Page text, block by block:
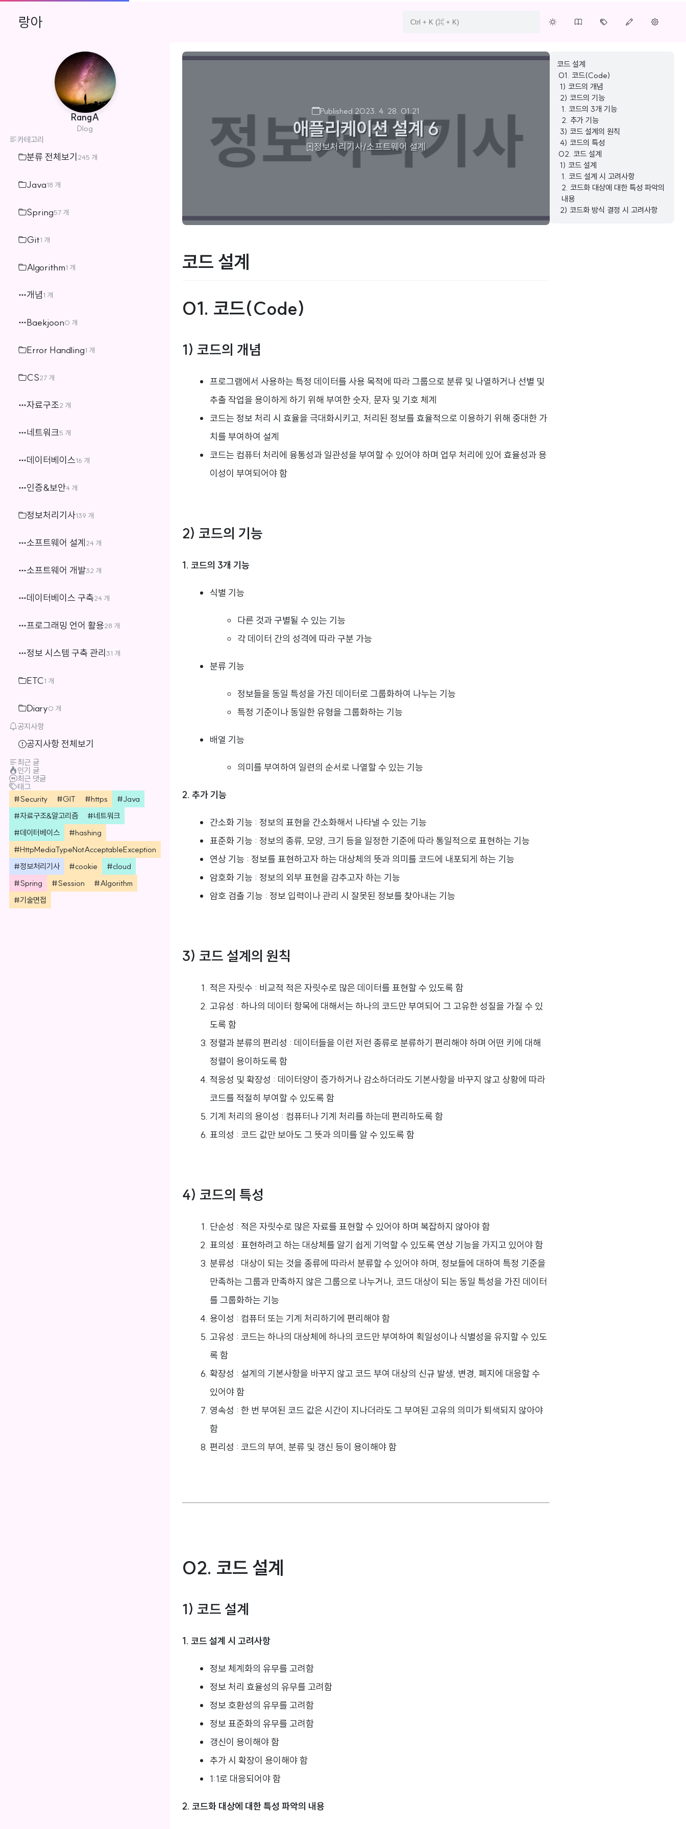
랑아
RangA
Dlog
카테고리
분류 전체보기 245 개
Java18 개
Spring57 개
Git1 개
Algorithm1 개
개념1 개
Baekjoon0 개
Error Handling1 개
CS27 개
자료구조2 개
네트워크5 개
데이터베이스16 개
인증&보안4 개
정보처리기사139 개
소프트웨어 설계24 개
소프트웨어 개발32 개
데이터베이스 구축24 개
프로그래밍 언어 활용28 개
정보 시스템 구축 관리31 개
ETC1 개
Diary0 개
공지사항
공지사항 전체보기
최근 글
인기 글
최근 댓글
태그
Security
GIT https
Java
자료구조&알고리즘
네트워크
데이터베이스
hashing
HttpMediaTypeNotAcceptableException
정보처리기사
cookie
cloud
Spring
Session
Algorithm
기술면접
Published 2023. 4. 28. 01:21
애플리케이션 설계 6
정보처리기사/소프트웨어 설계
코드 설계
01. 코드(Code)
1) 코드의 개념
프로그램에서 사용하는 특정 데이터를 사용 목적에 따라 그룹으로 분류 및 나열하거나 선별 및
추출 작업을 용이하게 하기 위해 부여한 숫자, 문자 및 기호 체계
코드는 정보 처리 시 효율을 극대화시키고, 처리된 정보를 효율적으로 이용하기 위해 중대한 가
치를 부여하여 설계
코드는 컴퓨터 처리에 융통성과 일관성을 부여할 수 있어야 하며 업무 처리에 있어 효율성과 용
이성이 부여되어야 함
2) 코드의 기능
1. 코드의 3개 기능
식별 기능
다른 것과 구별될 수 있는 기능
각 데이터 간의 성격에 따라 구분 가능
분류 기능
정보들을 동일 특성을 가진 데이터로 그룹화하여 나누는 기능
특정 기준이나 동일한 유형을 그룹화하는 기능
배열 기능
의미를 부여하여 일련의 순서로 나열할 수 있는 기능
2. 추가 기능
간소화 기능 : 정보의 표현을 간소화해서 나타낼 수 있는 기능
표준화 기능 : 정보의 종류, 모양, 크기 등을 일정한 기준에 따라 통일적으로 표현하는 기능
연상 기능 : 정보를 표현하고자 하는 대상체의 뜻과 의미를 코드에 내포되게 하는 기능
암호화 기능 : 정보의 외부 표현을 감추고자 하는 기능
암호 검출 기능 : 정보 입력이나 관리 시 잘못된 정보를 찾아내는 기능
3) 코드 설계의 원칙
적은 자릿수 : 비교적 적은 자릿수로 많은 데이터를 표현할 수 있도록 함
고유성 : 하나의 데이터 항목에 대해서는 하나의 코드만 부여되어 그 고유한 성질을 가질 수 있
도록 함
정렬과 분류의 편리성 : 데이터들을 이런 저런 종류로 분류하기 편리해야 하며 어떤 키에 대해
정렬이 용이하도록 함
적응성 및 확장성 : 데이터양이 증가하거나 감소하더라도 기본사항을 바꾸지 않고 상황에 따라
코드를 적절히 부여할 수 있도록 함
기계 처리의 용이성 : 컴퓨터나 기계 처리를 하는데 편리하도록 함
표의성 : 코드 값만 보아도 그 뜻과 의미를 알 수 있도록 함
4) 코드의 특성
단순성 : 적은 자릿수로 많은 자료를 표현할 수 있어야 하며 복잡하지 않아야 함
표의성 : 표현하려고 하는 대상체를 알기 쉽게 기억할 수 있도록 연상 기능을 가지고 있어야 함
분류성 : 대상이 되는 것을 종류에 따라서 분류할 수 있어야 하며, 정보들에 대하여 특정 기준을
만족하는 그룹과 만족하지 않은 그룹으로 나누거나, 코드 대상이 되는 동일 특성을 가진 데이터
를 그룹화하는 기능
용이성 : 컴퓨터 또는 기계 처리하기에 편리해야 함
고유성 : 코드는 하나의 대상체에 하나의 코드만 부여하여 획일성이나 식별성을 유지할 수 있도
록 함
확장성 : 설계의 기본사항을 바꾸지 않고 코드 부여 대상의 신규 발생, 변경, 폐지에 대응할 수
있어야 함
영속성 : 한 번 부여된 코드 값은 시간이 지나더라도 그 부여된 고유의 의미가 퇴색되지 않아야
함
편리성 : 코드의 부여, 분류 및 갱신 등이 용이해야 함
02. 코드 설계
1) 코드 설계
1. 코드 설계 시 고려사항
정보 체계화의 유무를 고려함
정보 처리 효율성의 유무를 고려함
정보 호환성의 유무를 고려함
정보 표준화의 유무를 고려함
갱신이 용이해야 함
추가 시 확장이 용이해야 함
1:1로 대응되어야 함
2. 코드화 대상에 대한 특성 파악의 내용
코드 설계
01. 코드(Code)
1) 코드의 개념
2) 코드의 기능
1. 코드의 3개 기능
2. 추가 기능
3) 코드 설계의 원칙
4) 코드의 특성
02. 코드 설계
1) 코드 설계
1. 코드 설계 시 고려사항
2. 코드화 대상에 대한 특성 파악의
내용
2) 코드화 방식 결정 시 고려사항